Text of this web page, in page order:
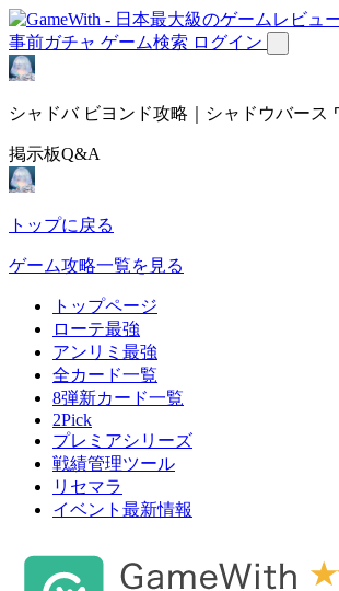
事前ガチャ ゲーム検索 ログイン
シャドバ ビヨンド攻略｜シャドウバース
掲示板Q&A
トップに戻る
ゲーム攻略一覧を見る
トップページ
ローテ最強
アンリミ最強
全カード一覧
8弾新カード一覧
2Pick
プレミアシリーズ
戦績管理ツール
リセマラ
イベント最新情報